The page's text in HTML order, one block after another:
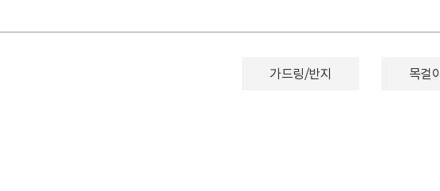
가드링/반지 목걸이